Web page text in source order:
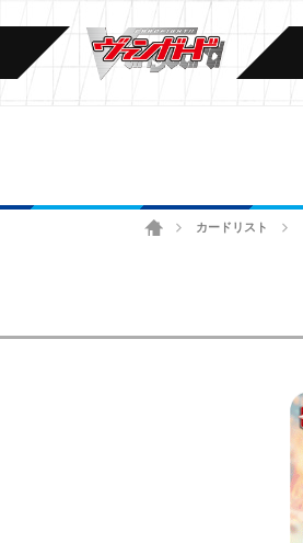
ホームカードリスト